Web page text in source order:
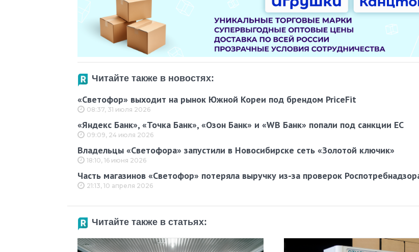
Читайте также в новостях:
«Светофор» выходит на рынок Южной Кореи под брендом PriceFit
08:37, 31 июля 2026
«Яндекс Банк», «Точка Банк», «Озон Банк» и «WB Банк» попали под санкции ЕС
09:09, 24 июля 2026
Владельцы «Светофора» запустили в Новосибирске сеть «Золотой ключик»
18:10, 16 июня 2026
Часть магазинов «Светофор» потеряла выручку из-за проверок
21:13, 10 апреля 2026
Читайте также в статьях: